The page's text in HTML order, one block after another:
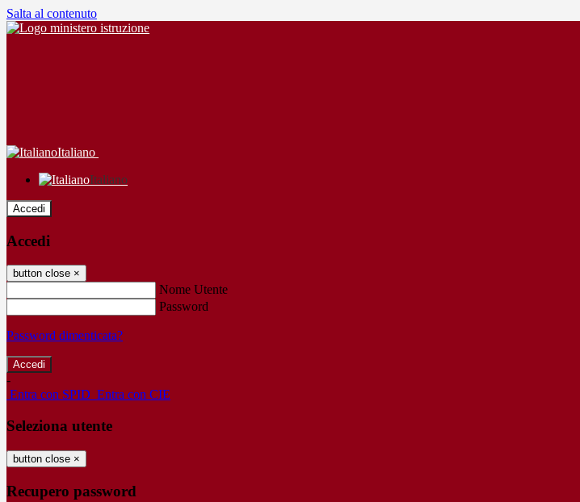
Salta al contenuto
Italiano
Italiano
Accedi
Accedi
button close ×
Nome Utente
Password
Password dimenticata?
-
Entra con SPID Entra con CIE
Seleziona utente
button close ×
Recupero password